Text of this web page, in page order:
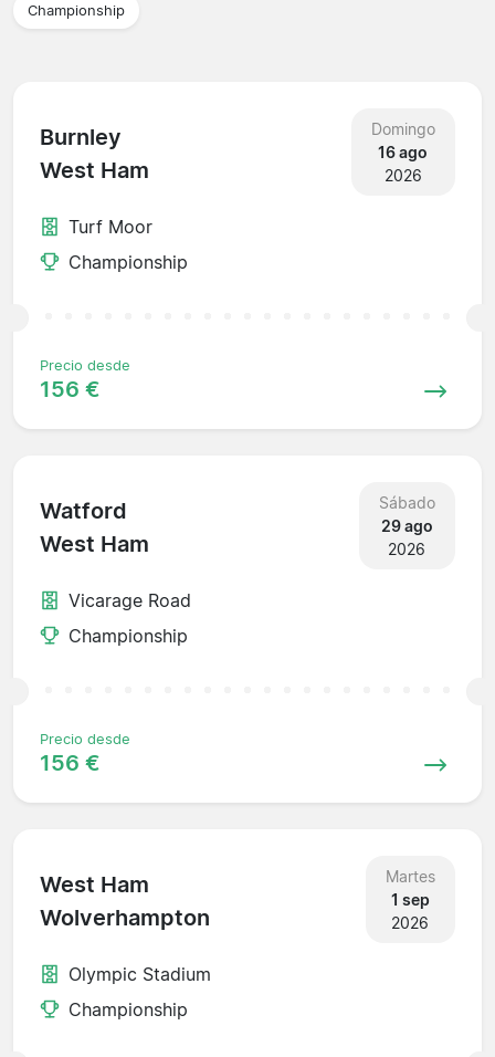
Championship
Burnley
West Ham
Domingo
16 ago
2026
Turf Moor
Championship
Precio desde
156 €
Watford
West Ham
Sábado
29 ago
2026
Vicarage Road
Championship
Precio desde
156 €
West Ham
Wolverhampton
Martes
1 sep
2026
Olympic Stadium
Championship